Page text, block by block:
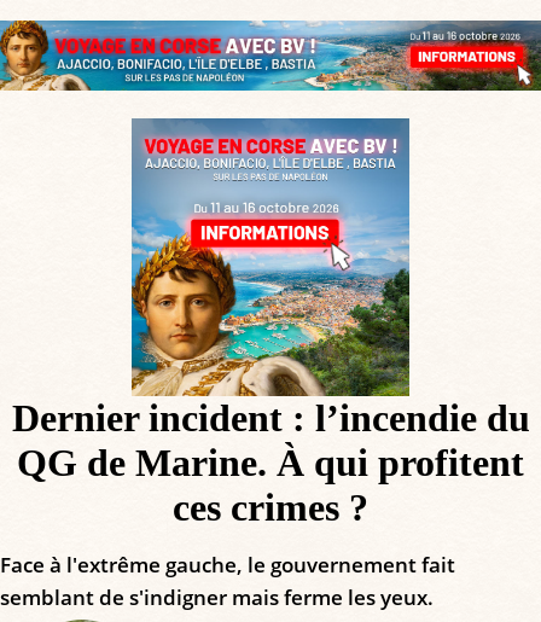
Dernier incident : l’incendie du
QG de Marine. À qui profitent
ces crimes ?
Face à l'extrême gauche, le gouvernement fait
semblant de s'indigner mais ferme les yeux.